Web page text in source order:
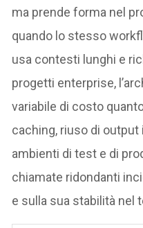
ma prende forma nel
quando lo stesso
usa contesti lunghi e
progetti enterprise,
variabile di costo
caching, riuso di
ambienti di test e di
chiamate ridondanti
e sulla sua stabilità nel